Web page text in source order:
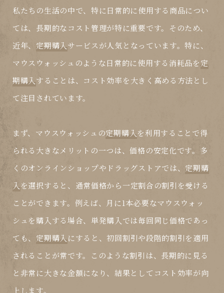
私たちの生活の中で、特に日常的に使用する商品につい
ては、長期的なコスト管理が特に重要です。そのため、
近年、定期購入 サービスが人気となっています。特に、
マウスウォッシュのような日常的に使用する消耗品を定
期購入 することは、コスト効率を大きく高める方法とし
て注目されています。
まず、マウスウォッシュの定期購入 を利用することで得
られる大きなメリットの一つは、価格の安定化です。多
くのオンラインショップやドラッグストアでは、定期購
入 を選択すると、通常価格から一定割合の割引を受ける
ことができます。例えば、月に1本必要なマウスウォッ
シュを購入する場合、単発購入では毎回同じ価格であっ
ても、定期購入 にすると、初回割引や段階的割引を適用
されることが常です。このような割引は、長期的に見る
と非常に大きな金額になり、結果としてコスト効率が向
上します。